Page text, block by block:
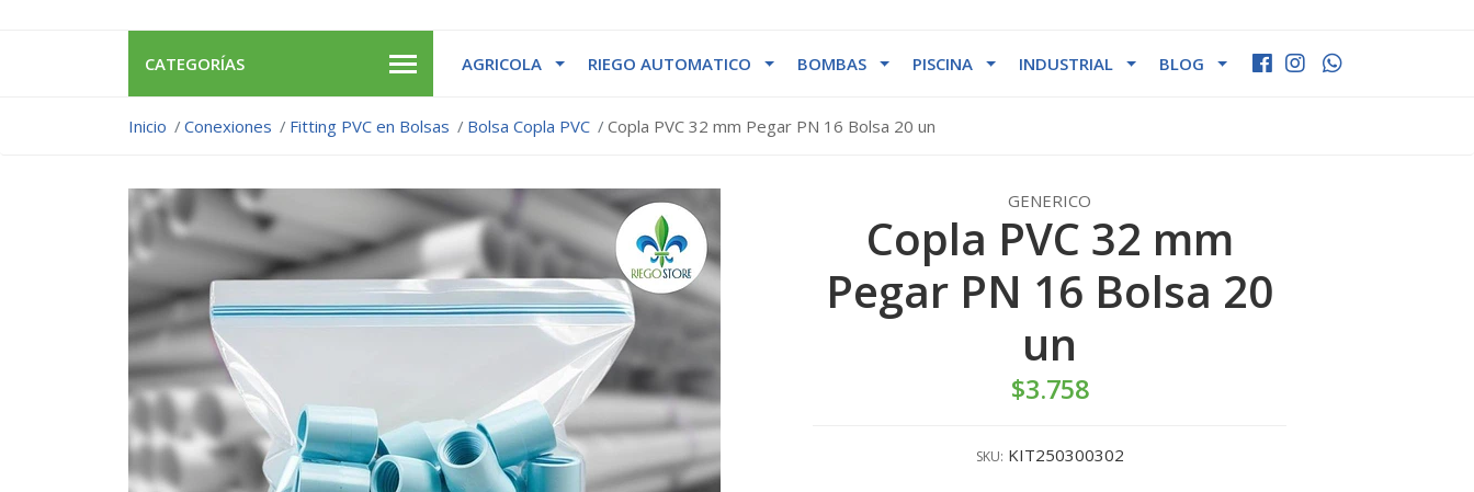
CATEGORÍAS AGRICOLA RIEGO AUTOMATICO BOMBAS PISCINA INDUSTRIAL BLOG
Inicio Conexiones Fitting PVC en Bolsas Bolsa Copla PVC Copla PVC 32 mm Pegar PN 16 Bolsa 20 un
GENERICO
Copla PVC 32 mm
Pegar PN 16 Bolsa 20
un
$3.758
SKU: KIT250300302